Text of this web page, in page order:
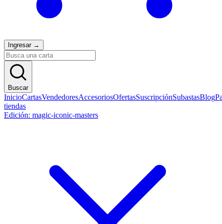
Ingresar →
Buscar
InicioCartasVendedoresAccesoriosOfertasSuscripciónSubastasBlog
tiendas
Edición: magic-iconic-masters